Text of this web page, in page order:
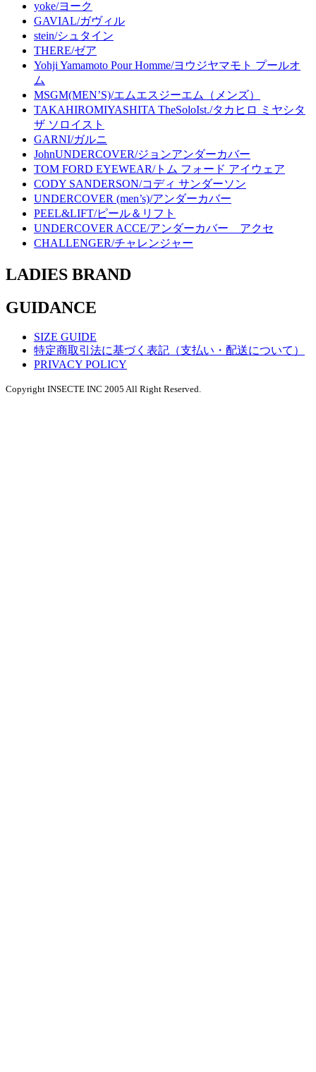
yoke/ヨーク
GAVIAL/ガヴィル
stein/シュタイン
THERE/ゼア
Yohji Yamamoto Pour Homme/ヨウジヤマモト プールオ
ム
MSGM(MEN’S)/エムエスジーエム（メンズ）
TAKAHIROMIYASHITA TheSoloIst./タカヒロ ミヤシタ
ザ ソロイスト
GARNI/ガルニ
JohnUNDERCOVER/ジョンアンダーカバー
TOM FORD EYEWEAR/トム フォード アイウェア
CODY SANDERSON/コディ サンダーソン
UNDERCOVER (men’s)/アンダーカバー
PEEL&LIFT/ピール＆リフト
UNDERCOVER ACCE/アンダーカバー アクセ
CHALLENGER/チャレンジャー
LADIES BRAND
GUIDANCE
SIZE GUIDE
特定商取引法に基づく表記（支払い・配送について）
PRIVACY POLICY
Copyright INSECTE INC 2005 All Right Reserved.